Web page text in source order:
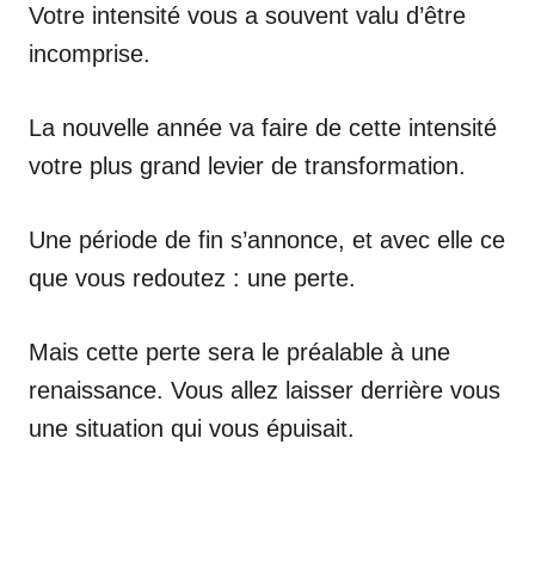
Votre intensité vous a souvent valu d’être
incomprise.
La nouvelle année va faire de cette intensité
votre plus grand levier de transformation.
Une période de fin s’annonce, et avec elle ce
que vous redoutez : une perte.
Mais cette perte sera le préalable à une
renaissance. Vous allez laisser derrière vous
une situation qui vous épuisait.